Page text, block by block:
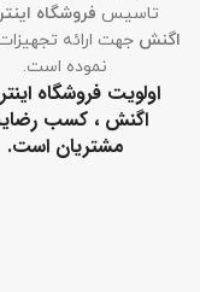
تاسیس فروشگاه
اگنش جهت ارائه تجهیزات
نموده است.
اولویت فروشگاه
اگنش ، کسب
مشتریان است.